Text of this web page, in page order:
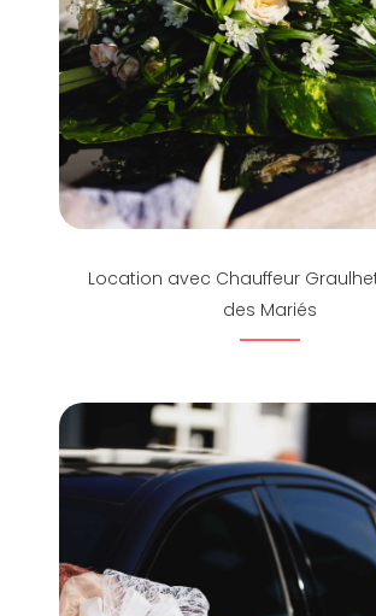
Location avec Chauffeur
des Mariés